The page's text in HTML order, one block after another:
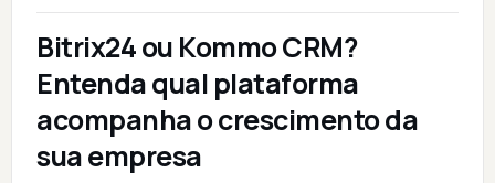
Bitrix24 ou Kommo CRM?
Entenda qual plataforma
acompanha o crescimento da
sua empresa